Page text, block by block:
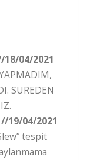
04/2021
SUREDEN
04/2021
tespit